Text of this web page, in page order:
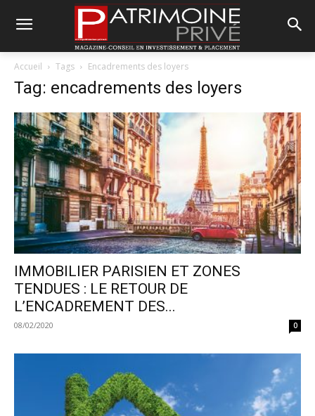
Accueil Tags Encadrements des loyers
Tag: encadrements des loyers
IMMOBILIER PARISIEN ET ZONES
TENDUES : LE RETOUR DE
L’ENCADREMENT DES...
08/02/2020 0